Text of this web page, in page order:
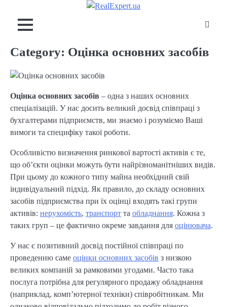
content
Category: Оцінка основних засобів
Оцінка основних засобів – одна з наших основних
спеціалізацій. У нас досить великий досвід співпраці з
бухгалтерами підприємств, ми знаємо і розуміємо Ваші
вимоги та специфіку такої роботи.
Особливістю визначення ринкової вартості активів є те,
що об’єкти оцінки можуть бути найрізноманітніших видів.
При цьому до кожного типу майна необхідний свій
індивідуальний підхід. Як правило, до складу основних
засобів підприємства при їх оцінці входять такі групи
активів: нерухомість, транспорт та обладнання. Кожна з
таких груп – це фактично окреме завдання для оцінювача.
У нас є позитивний досвід постійної співпраці по
проведенню саме оцінки основних засобів з низкою
великих компаній за рамковими угодами. Часто така
послуга потрібна для регулярного продажу обладнання
(наприклад, комп’ютерної техніки) співробітникам. Ми